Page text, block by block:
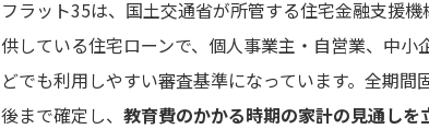
フラット35は、国土交通省が所管する住宅金融支援
供している住宅ローンで、個人事業主・自営業、中小
どでも利用しやすい審査基準になっています。全期
後まで確定し、 教育費のかかる時期の家計の見通しを